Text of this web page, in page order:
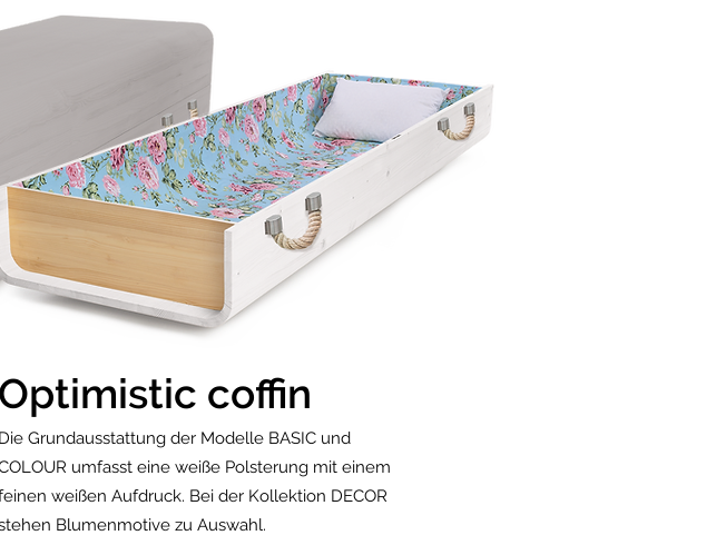
Optimistic coffin
Die Grundausstattung der Modelle BASIC und
umfasst eine weiße Polsterung mit einem
weißen Aufdruck. Bei der Kollektion DECOR
Blumenmotive zu Auswahl.